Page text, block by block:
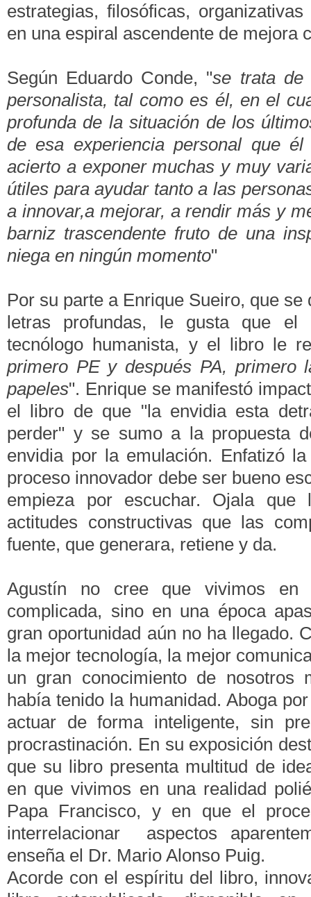
estrategias, filosóficas,
en una espiral ascendente de mejora
Según Eduardo Conde, "se trata de
personalista, tal como es él, en el
profunda de la situación de los
de esa experiencia personal que
acierto a exponer muchas y muy
útiles para ayudar tanto a las
a innovar,a mejorar, a rendir más y
barniz trascendente fruto de una
niega en ningún momento"
Por su parte a Enrique Sueiro, que
letras profundas, le gusta que
tecnólogo humanista, y el libro le
primero PE y después PA, primero
papeles". Enrique se manifestó
el libro de que "la envidia esta
perder" y se sumo a la propuesta
envidia por la emulación. Enfatizó
proceso innovador debe ser bueno
empieza por escuchar. Ojala que
actitudes constructivas que las
fuente, que generara, retiene y da.
Agustín no cree que vivimos en
complicada, sino en una época
gran oportunidad aún no ha llegado.
la mejor tecnología, la mejor
un gran conocimiento de nosotros
había tenido la humanidad. Aboga
actuar de forma inteligente, sin
procrastinación. En su exposición
que su libro presenta multitud de
en que vivimos en una realidad
Papa Francisco, y en que el
interrelacionar aspectos
enseña el Dr. Mario Alonso Puig.
Acorde con el espíritu del libro,